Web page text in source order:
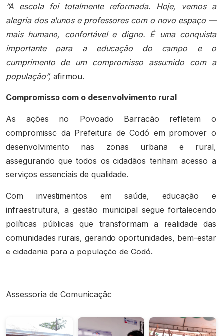
“A escola foi totalmente reformada. Hoje, vemos a
alegria dos alunos e professores com o novo espaço —
mais humano, confortável e digno. É uma conquista
importante para a educação do campo e o
cumprimento de um compromisso assumido com a
população”, afirmou.
Compromisso com o desenvolvimento rural
As ações no Povoado Barracão refletem o
compromisso da Prefeitura de Codó em promover o
desenvolvimento nas zonas urbana e rural,
assegurando que todos os cidadãos tenham acesso a
serviços essenciais de qualidade.
Com investimentos em saúde, educação e
infraestrutura, a gestão municipal segue fortalecendo
políticas públicas que transformam a realidade das
comunidades rurais, gerando oportunidades, bem-estar
e cidadania para a população de Codó.
Assessoria de Comunicação